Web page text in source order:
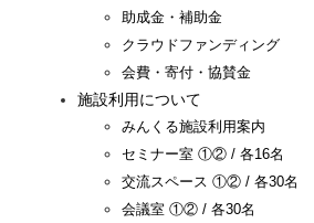
助成金・補助金
クラウドファンディング
会費・寄付・協賛金
施設利用について
みんくる施設利用案内
セミナー室 ①② / 各16名
交流スペース ①② / 各30名
会議室 ①② / 各30名